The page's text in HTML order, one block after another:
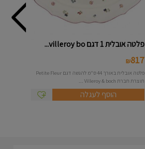
פלטה אובלית 1 דגם villeroy bo...
817
₪
פלטה אובלית באורך 44 ס"מ להגשה דגם Petite Fleur
תוצרת חברת Villeroy & boch ...
הוסף לעגלה